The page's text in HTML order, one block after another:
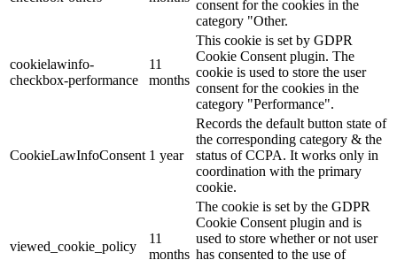
consent for the cookies in the
category "Other.
cookielawinfo-
checkbox-performance
11
months
This cookie is set by GDPR
Cookie Consent plugin. The
cookie is used to store the user
consent for the cookies in the
category "Performance".
CookieLawInfoConsent 1 year
Records the default button state of
the corresponding category & the
status of CCPA. It works only in
coordination with the primary
cookie.
viewed_cookie_policy
11
months
The cookie is set by the GDPR
Cookie Consent plugin and is
used to store whether or not user
has consented to the use of